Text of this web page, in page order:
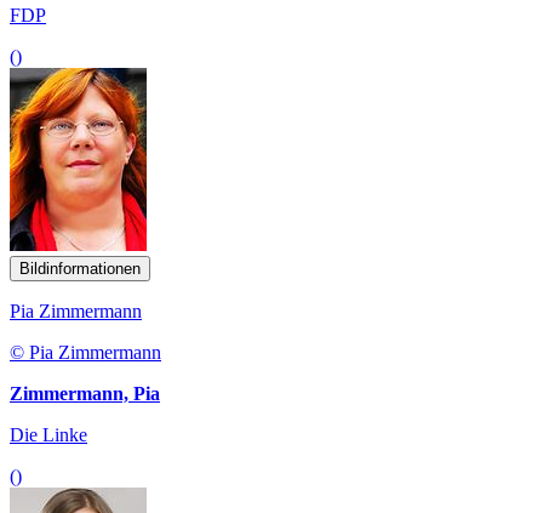
FDP
()
Bildinformationen
Pia Zimmermann
© Pia Zimmermann
Zimmermann, Pia
Die Linke
()